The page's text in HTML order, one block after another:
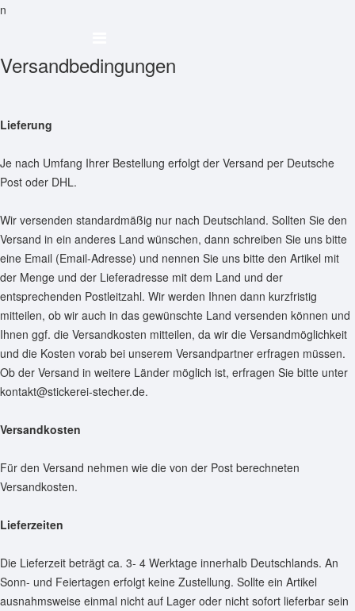
n
Versandbedingungen
Lieferung
Je nach Umfang Ihrer Bestellung erfolgt der Versand per Deutsche
Post oder DHL.
Wir versenden standardmäßig nur nach Deutschland. Sollten Sie den
Versand in ein anderes Land wünschen, dann schreiben Sie uns bitte
eine Email (Email-Adresse) und nennen Sie uns bitte den Artikel mit
der Menge und der Lieferadresse mit dem Land und der
entsprechenden Postleitzahl. Wir werden Ihnen dann kurzfristig
mitteilen, ob wir auch in das gewünschte Land versenden können und
Ihnen ggf. die Versandkosten mitteilen, da wir die Versandmöglichkeit
und die Kosten vorab bei unserem Versandpartner erfragen müssen.
Ob der Versand in weitere Länder möglich ist, erfragen Sie bitte unter
kontakt@stickerei-stecher.de.
Versandkosten
Für den Versand nehmen wie die von der Post berechneten
Versandkosten.
Lieferzeiten
Die Lieferzeit beträgt ca. 3- 4 Werktage innerhalb Deutschlands. An
Sonn- und Feiertagen erfolgt keine Zustellung. Sollte ein Artikel
ausnahmsweise einmal nicht auf Lager oder nicht sofort lieferbar sein